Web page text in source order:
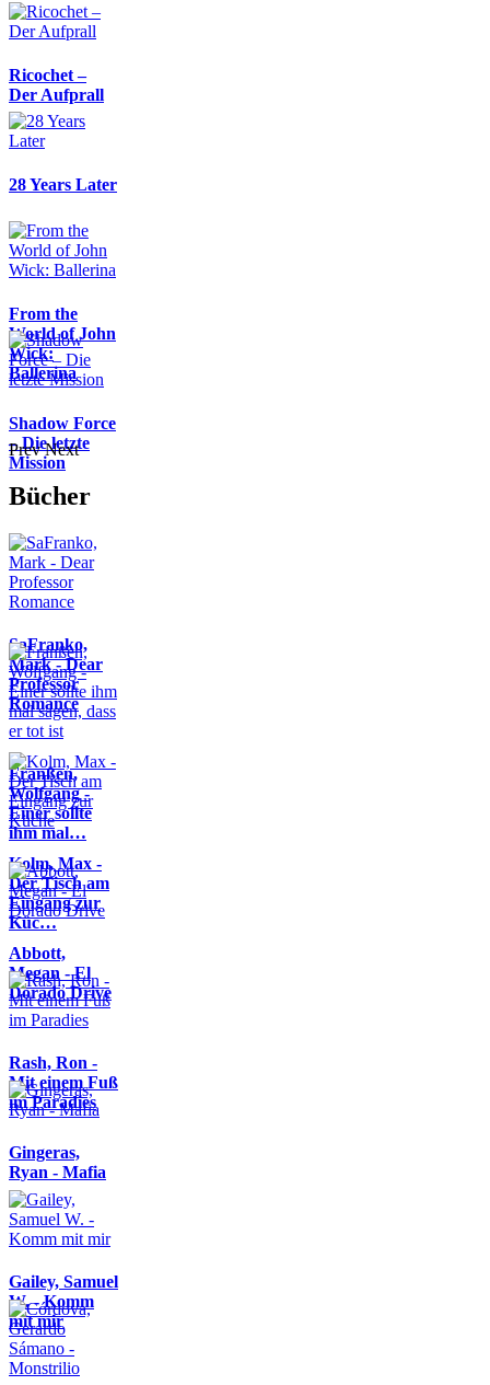
Ricochet –
Der Aufprall
28 Years Later
From the
World of John
Wick:
Ballerina
Shadow Force
– Die letzte
Mission
Prev Next
Bücher
SaFranko,
Mark - Dear
Professor
Romance
Franßen,
Wolfgang -
Einer sollte
ihm mal…
Kolm, Max -
Der Tisch am
Eingang zur
Küc…
Abbott,
Megan - El
Dorado Drive
Rash, Ron -
Mit einem Fuß
im Paradies
Gingeras,
Ryan - Mafia
Gailey, Samuel
W. - Komm
mit mir